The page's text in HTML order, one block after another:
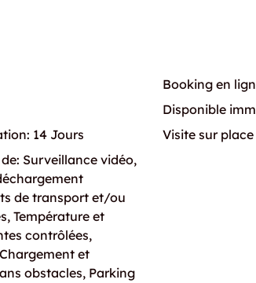
Booking en
Disponible
14 Jours
Visite sur
Surveillance vidéo,
de transport et/ou
Température et
contrôlées,
et
obstacles, Parking